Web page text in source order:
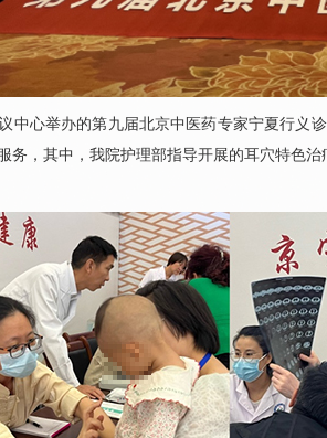
心举办的第九届北京中医药专家宁夏行义诊
务，其中，我院护理部指导开展的耳穴特色